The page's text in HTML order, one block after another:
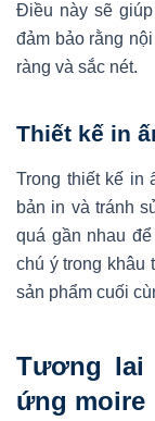
Điều này sẽ
đảm bảo rằng
ràng và sắc nét.
Thiết kế in
Trong thiết kế in
bản in và tránh
quá gần nhau
chú ý trong khâu
sản phẩm cuối
Tương lai
ứng moire